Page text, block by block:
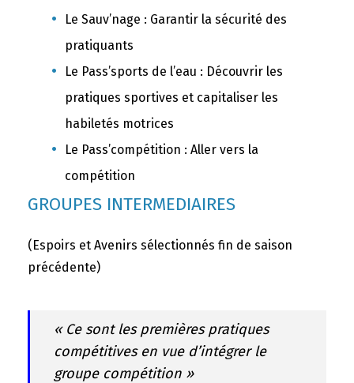
Le Sauv’nage : Garantir la sécurité des
pratiquants
Le Pass’sports de l’eau : Découvrir les
pratiques sportives et capitaliser les
habiletés motrices
Le Pass’compétition : Aller vers la
compétition
GROUPES INTERMEDIAIRES
(Espoirs et Avenirs sélectionnés fin de saison
précédente)
« Ce sont les premières pratiques
compétitives en vue d’intégrer le
groupe compétition »